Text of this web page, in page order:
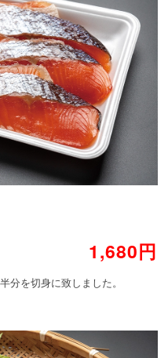
1,680円
分を切身に致しました。